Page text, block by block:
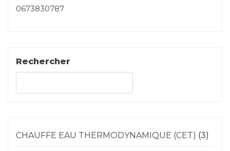
0673830787
Rechercher
CHAUFFE EAU THERMODYNAMIQUE (CET) (3)